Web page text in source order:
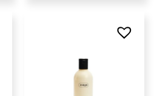
wybrać
na
stronie
produktu